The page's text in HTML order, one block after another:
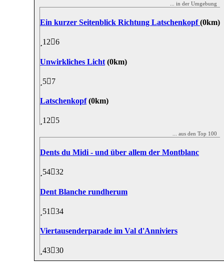
... in der Umgebung
Ein kurzer Seitenblick Richtung Latschenkopf(0km)
12 6
Unwirkliches Licht (0km)
5 7
Latschenkopf(0km)
12 5
... aus den Top 100
Dents du Midi - und über allem der Montblanc
54 32
Dent Blanche rundherum
51 34
Viertausenderparade im Val d'Anniviers
43 30